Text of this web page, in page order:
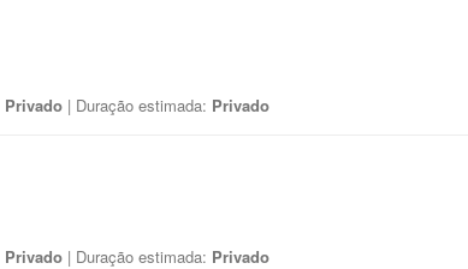
Privado | Duração estimada: Privado
Privado | Duração estimada: Privado